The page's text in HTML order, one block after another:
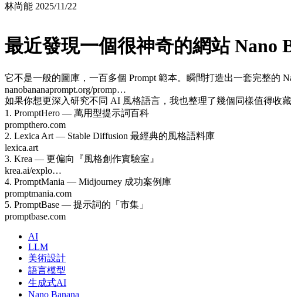
林尚能 2025/11/22
最近發現一個很神奇的網站 Nano
它不是一般的圖庫，一百多個 Prompt 範本。瞬間打造出一套完整的
nanobananaprompt.org/promp…
如果你想更深入研究不同 AI 風格語言，我也整理了幾個同樣值得收
1. PromptHero — 萬用型提示詞百科
prompthero.com
2. Lexica Art — Stable Diffusion 最經典的風格語料庫
lexica.art
3. Krea — 更偏向『風格創作實驗室』
krea.ai/explo…
4. PromptMania — Midjourney 成功案例庫
promptmania.com
5. PromptBase — 提示詞的「市集」
promptbase.com
AI
LLM
美術設計
語言模型
生成式AI
Nano Banana